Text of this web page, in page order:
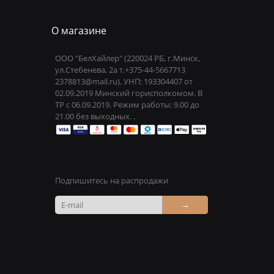
О магазине
ООО "БелХайлер" (220024 РБ, г.Минск,
ул.Стебенева, 2а т.+375-44-5667713
2378813@mail.ru). УНП: 193304407 от
02.09.2019 Минский горисполкомом. В
ТР с 06.09.2019. Режим работы: 9.00 до
21.00 без выходных. .
Подпишитесь на распродажи
→